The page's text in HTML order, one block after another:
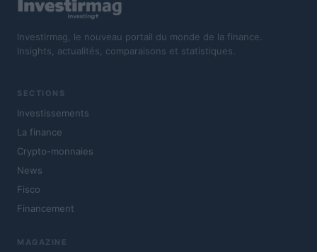
Investirmag, le nouveau portail du monde de la finance.
Insights, actualités, comparaisons et statistiques.
SECTIONS
Investissements
La finance
Crypto-monnaies
News
Fisco
Financement
MAGAZINE